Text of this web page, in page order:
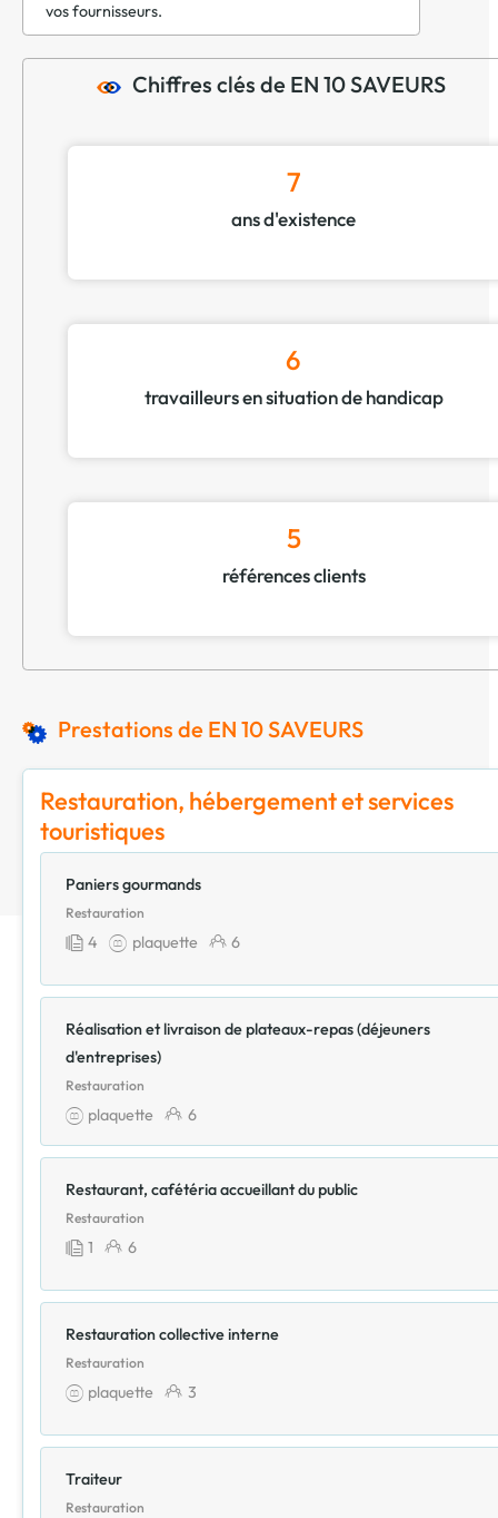
vos fournisseurs.
Chiffres clés de EN 10 SAVEURS
7
ans d'existence
6
travailleurs en situation de handicap
5
références clients
Prestations de EN 10 SAVEURS
Restauration, hébergement et services
touristiques
Paniers gourmands
Restauration
4 plaquette 6
Réalisation et livraison de plateaux-repas (déjeuners
d'entreprises)
Restauration
plaquette 6
Restaurant, cafétéria accueillant du public
Restauration
1 6
Restauration collective interne
Restauration
plaquette 3
Traiteur
Restauration